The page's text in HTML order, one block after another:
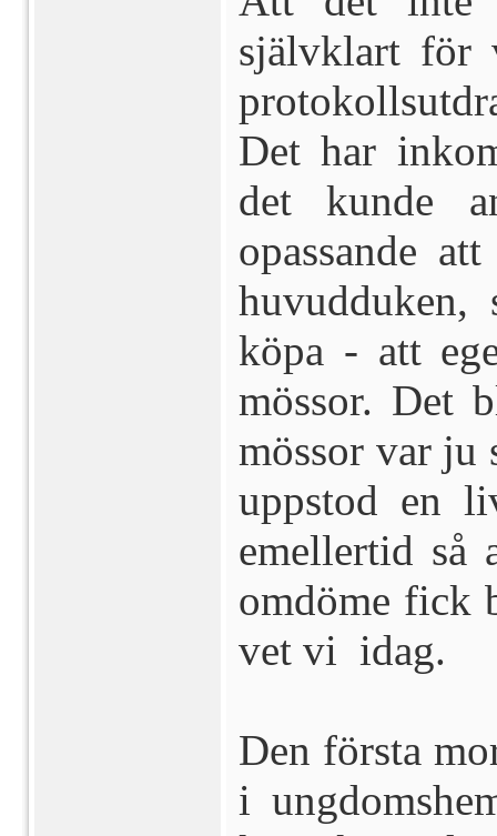
självklart för
Det har
det kunde
opassande
köpa - att
mössor. Det
mössor var ju
uppstod en
emellertid så
omdöme fick
vet vi idag.
Den första
i